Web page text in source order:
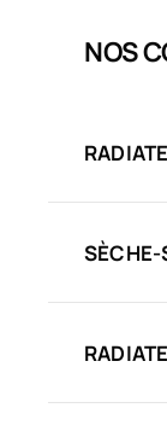
NOS
SÈCHE-